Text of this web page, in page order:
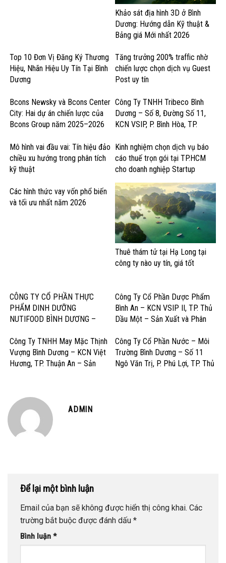
Khảo sát địa hình 3D ở Bình
Dương: Hướng dẫn Kỹ thuật &
Bảng giá Mới nhất 2026
Top 10 Đơn Vị Đăng Ký Thương
Hiệu, Nhãn Hiệu Uy Tín Tại Bình
Dương
Tăng trưởng 200% traffic nhờ
chiến lược chọn dịch vụ Guest
Post uy tín
Bcons Newsky và Bcons Center
City: Hai dự án chiến lược của
Bcons Group năm 2025–2026
Công Ty TNHH Tribeco Bình
Dương – Số 8, Đường Số 11,
KCN VSIP, P. Bình Hòa, TP.
Khát & Thực Phẩm
Mô hình vai đầu vai: Tín hiệu đảo
chiều xu hướng trong phân tích
kỹ thuật
Kinh nghiệm chọn dịch vụ báo
cáo thuế trọn gói tại TP.HCM
cho doanh nghiệp Startup
Các hình thức vay vốn phổ biến
và tối ưu nhất năm 2026
Thuê thám tử tại Hạ Long tại
công ty nào uy tín, giá tốt
CÔNG TY CỔ PHẦN THỰC
PHẨM DINH DƯỠNG
NUTIFOOD BÌNH DƯƠNG –
– Sản Xuất Sữa và Sản Phẩm
Dinh Dưỡng
Công Ty Cổ Phần Dược Phẩm
Bình An – KCN VSIP II, TP. Thủ
Dầu Một – Sản Xuất và Phân
Cao
Công Ty TNHH May Mặc Thịnh
Vượng Bình Dương – KCN Việt
Hương, TP. Thuận An – Sản
Công Ty Cổ Phần Nước – Môi
Trường Bình Dương – Số 11
Ngô Văn Trị, P. Phú Lợi, TP. Thủ
ADMIN
Để lại một bình luận
Email của bạn sẽ không được hiển thị công khai. Các
trường bắt buộc được đánh dấu *
Bình luận *